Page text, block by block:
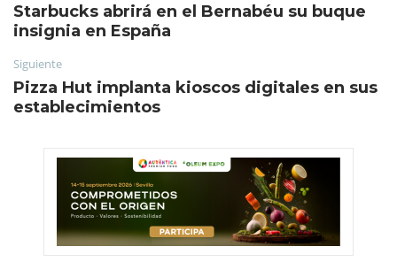
Starbucks abrirá en el Bernabéu su buque
insignia en España
Siguiente
Pizza Hut implanta kioscos digitales en sus
establecimientos